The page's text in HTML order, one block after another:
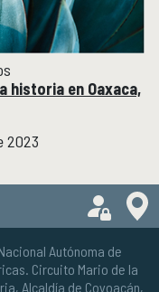
historia en Oaxaca,
2023
Autónoma de
Circuito Mario de la
Alcaldía de Coyoacán,